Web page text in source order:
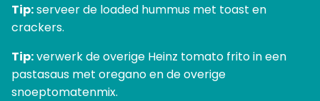
Tip:serveer de loaded hummus met toast en
crackers.
Tip:verwerk de overige Heinz tomato frito in een
pastasaus met oregano en de overige
snoeptomatenmix.